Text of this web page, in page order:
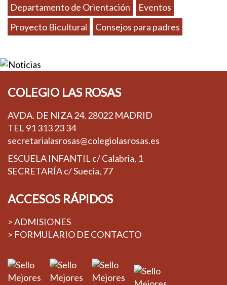
Departamento de Orientación
Eventos
Proyecto Bicultural
Consejos para padres
COLEGIO LAS ROSAS
AVDA. DE NIZA 24. 28022 MADRID
TEL 91 313 23 34
secretarialasrosas@colegiolasrosas.es
ESCUELA INFANTIL c/ Calabria, 1
SECRETARÍA c/ Suecia, 77
ACCESOS RÁPIDOS
> ADMISIONES
> FORMULARIO DE CONTACTO